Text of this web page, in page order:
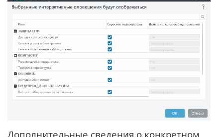
Дополнительные сведения о конкретном